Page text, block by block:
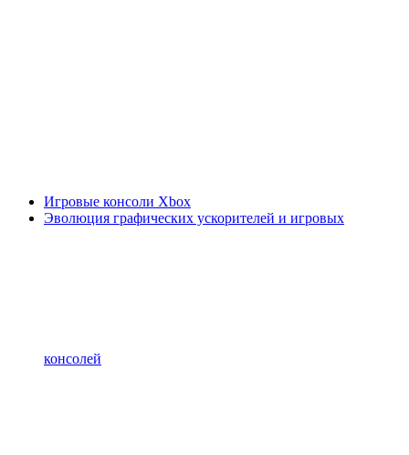
Игровые консоли Xbox
Эволюция графических ускорителей и игровых
консолей